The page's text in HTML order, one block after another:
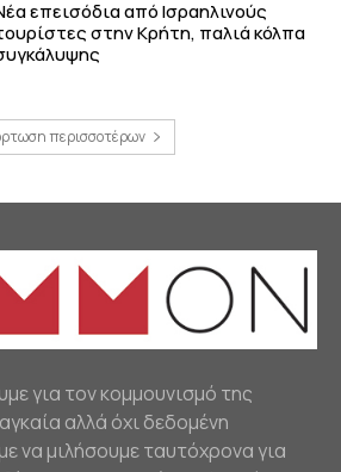
επεισόδια από Ισραηλινούς
στην Κρήτη, παλιά κόλπα
περισσοτέρων
για τον κομμουνισμό της
αλλά όχι δεδομένη
να μιλήσουμε ταυτόχρονα για